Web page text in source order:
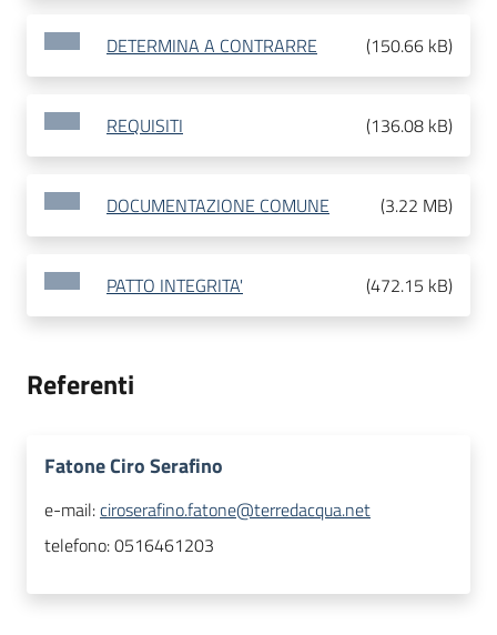
DETERMINA A CONTRARRE (150.66 kB)
REQUISITI (136.08 kB)
DOCUMENTAZIONE COMUNE (3.22 MB)
PATTO INTEGRITA' (472.15 kB)
Referenti
Fatone Ciro Serafino
e-mail:ciroserafino.fatone@terredacqua.net
telefono:0516461203